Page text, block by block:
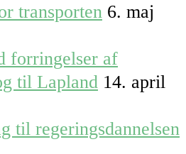
transporten 6. maj
forringelser af
til Lapland 14. april
til regeringsdannelsen